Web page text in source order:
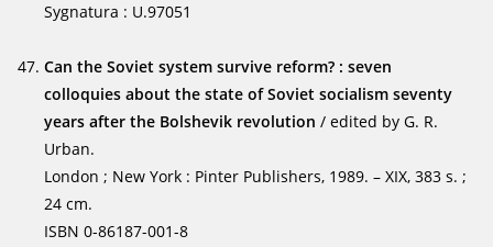
Sygnatura : U.97051
Can the Soviet system survive reform? : seven
colloquies about the state of Soviet socialism seventy
years after the Bolshevik revolution / edited by G. R.
Urban.
London ; New York : Pinter Publishers, 1989. – XIX, 383 s. ;
24 cm.
ISBN 0-86187-001-8